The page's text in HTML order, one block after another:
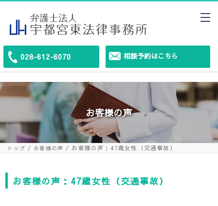
028-612-6070 相談予約はこちら
お客様の声
トップ お客様の声 お客様の声：47歳女性（交通事故）
お客様の声：47歳女性（交通事故）